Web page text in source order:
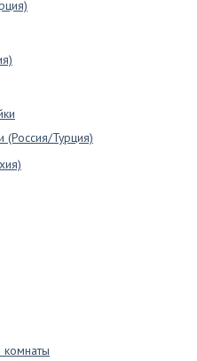
Турция)
комнаты